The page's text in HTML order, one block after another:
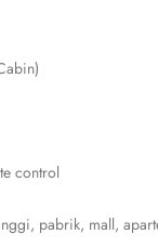
control
pabrik, mall,